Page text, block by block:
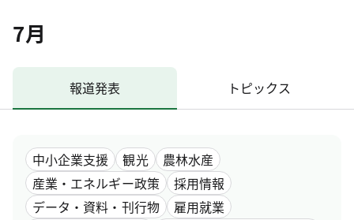
7月
報道発表 トピックス
中小企業支援 観光
農林水産
産業・エネルギー政策
採用情報
データ・資料・刊行物
雇用就業